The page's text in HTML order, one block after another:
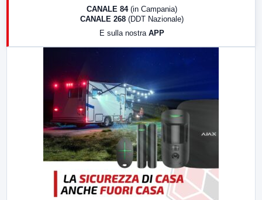
CANALE 84 (in Campania)
CANALE 268 (DDT Nazionale)
E sulla nostra APP